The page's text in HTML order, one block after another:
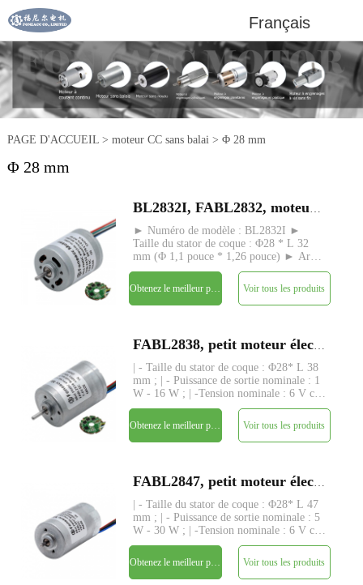
Français
PAGE D'ACCUEIL> moteur CC sans balai > Φ 28 mm
Φ 28 mm
► Numéro de modèle : BL2832I ►
Taille du stator de coque : Φ28 * L 32
mm (Φ 1,1 pouce * 1,26 pouce) ► Arbre
: Φ2,3 mm (0,09 pouce), pas de vis,
forme D, etc. ► Personnalisation sans
longueur d'arbre ► Puissance de sortie
nominale : 1 W - 13 W ► Tensi
Voir tous les produits
| - Taille du stator de coque : Φ28* L 38
mm ; | - Puissance de sortie nominale : 1
W - 16 W ; | -Tension nominale : 6 V cc
- 24 V ; | - Couple nominal : jusqu'à 120
gf-cm ; | - Tige : Φ2.3mm, longueur
personnalisée ; | - Driver : driver intégré
avec
Voir tous les produits
| - Taille du stator de coque : Φ28* L 47
mm ; | - Puissance de sortie nominale : 5
W - 30 W ; | -Tension nominale : 6 V cc
- 24 V ; | - Couple nominal : jusqu'à 185
gf-cm ; | - Tige : Φ2.3mm, longueur
personnalisée ; | - Driver : driver intégré
avec
Voir tous les produits